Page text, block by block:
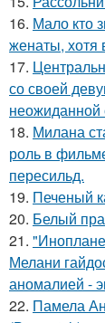
16. Мало кто
женаты, хотя
17.
со своей
неожиданной
18. Милана
роль в
пересильд.
19. Печеный
20. Белый
21.
Мелани
аномалией -
22. Памела